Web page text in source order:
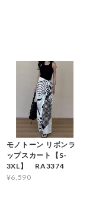
モノトーン リボンラ
ップスカート【S-
3XL】 RA3374
¥6,590